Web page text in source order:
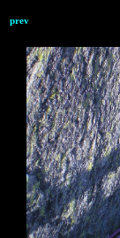
prev